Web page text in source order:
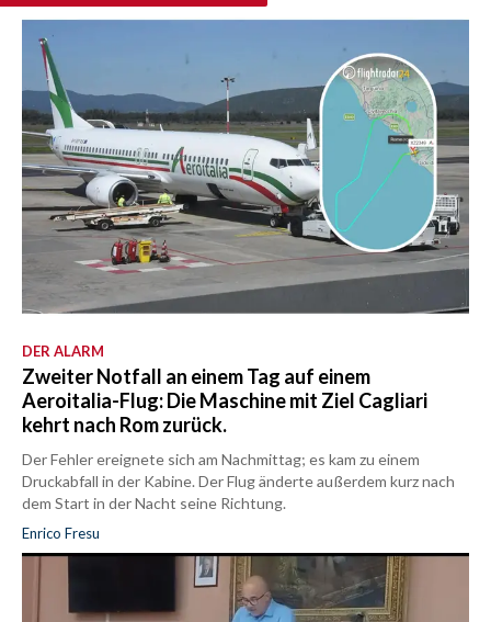
DER ALARM
Zweiter Notfall an einem Tag auf einem
Aeroitalia-Flug: Die Maschine mit Ziel Cagliari
kehrt nach Rom zurück.
Der Fehler ereignete sich am Nachmittag; es kam zu einem
Druckabfall in der Kabine. Der Flug änderte außerdem kurz nach
dem Start in der Nacht seine Richtung.
Enrico Fresu